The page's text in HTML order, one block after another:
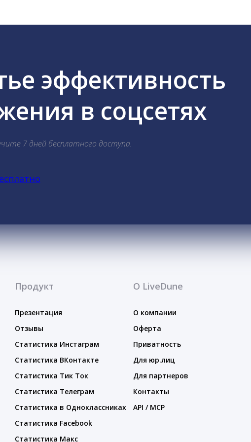
эффективность
в соцсетях
7 дней бесплатного доступа.
Продукт
Презентация
Отзывы
Статистика Инстаграм
Статистика ВКонтакте
Статистика Тик Ток
Статистика Телеграм
Статистика в Одноклассниках
Статистика Facebook
Статистика Макс
О LiveDune
О компании
Оферта
Приватность
Для юр.лиц
Для партнеров
Контакты
API / MCP